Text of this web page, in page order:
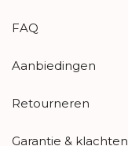
FAQ
Aanbiedingen
Retourneren
Garantie & klachten